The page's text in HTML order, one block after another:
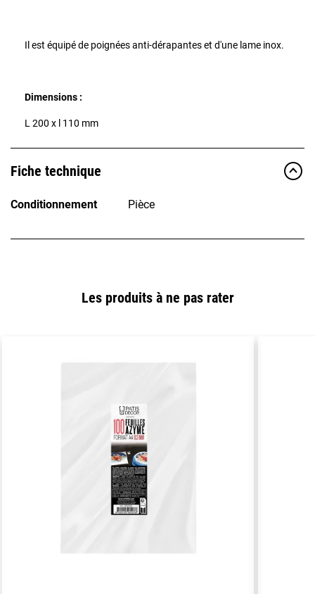
Il est équipé de poignées anti-dérapantes et d'une lame inox.
Dimensions :
L 200 x l 110 mm
Fiche technique
Conditionnement Pièce
Les produits à ne pas rater